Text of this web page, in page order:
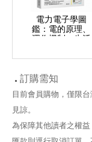
電力電子學圖
鑑：電的原理、
運作機制、生活
始看懂推動世界
訂購需知
目前會員購物，僅限
見諒。
為保障其他讀者之權